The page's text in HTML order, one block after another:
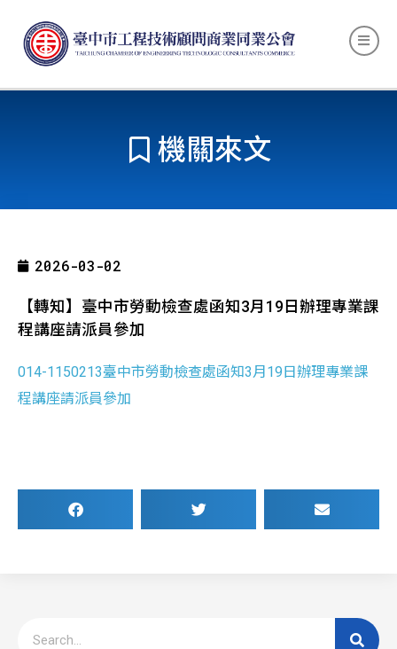
機關來文
2026-03-02
【轉知】臺中市勞動檢查處函知3月19日辦理專業課
程講座請派員參加
014-1150213臺中市勞動檢查處函知3月19日辦理專業課
程講座請派員參加